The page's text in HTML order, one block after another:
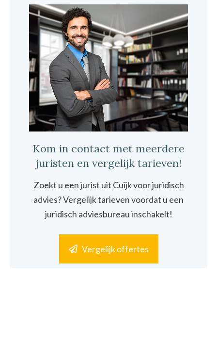
Kom in contact met meerdere
juristen en vergelijk tarieven!
Zoekt u een jurist uit Cuijk voor juridisch
advies? Vergelijk tarieven voordat u een
juridisch adviesbureau inschakelt!
Vergelijk offertes